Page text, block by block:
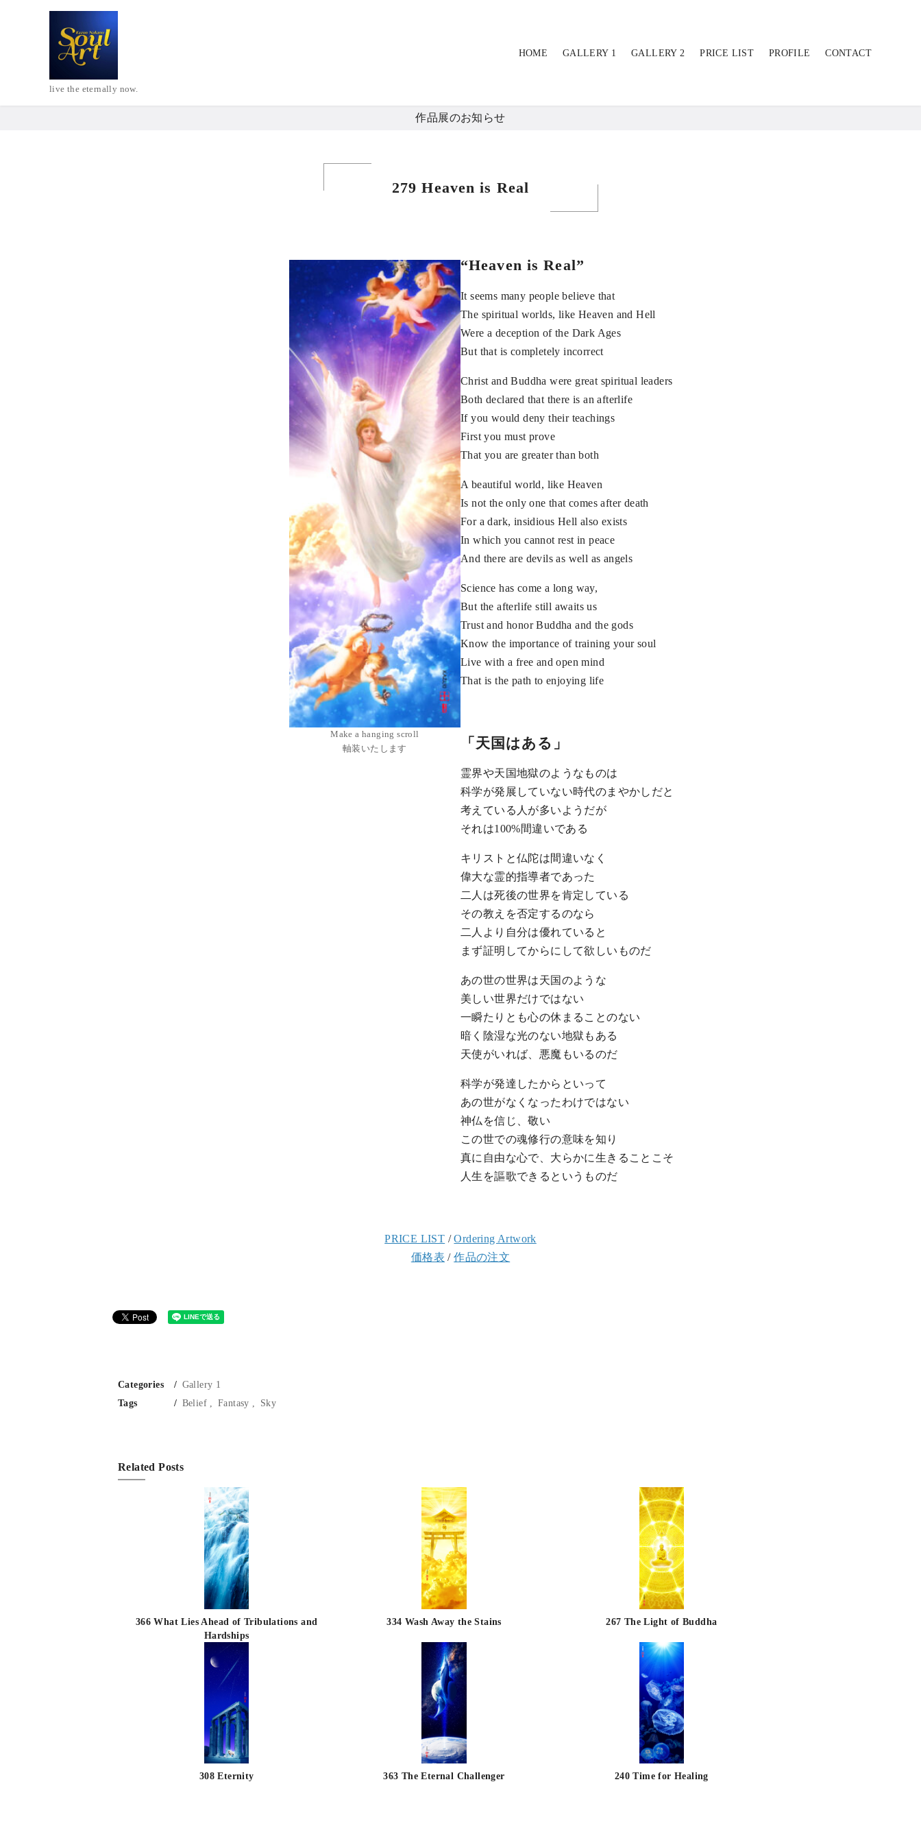
live the eternally now.
HOME GALLERY 1 GALLERY 2 PRICE LIST PROFILE CONTACT
作品展のお知らせ
279 Heaven is Real
Make a hanging scroll
軸装いたします
“Heaven is Real”
It seems many people believe that
The spiritual worlds, like Heaven and Hell
Were a deception of the Dark Ages
But that is completely incorrect
Christ and Buddha were great spiritual leaders
Both declared that there is an afterlife
If you would deny their teachings
First you must prove
That you are greater than both
A beautiful world, like Heaven
Is not the only one that comes after death
For a dark, insidious Hell also exists
In which you cannot rest in peace
And there are devils as well as angels
Science has come a long way,
But the afterlife still awaits us
Trust and honor Buddha and the gods
Know the importance of training your soul
Live with a free and open mind
That is the path to enjoying life
「天国はある」
霊界や天国地獄のようなものは
科学が発展していない時代のまやかしだと
考えている人が多いようだが
それは100%間違いである
キリストと仏陀は間違いなく
偉大な霊的指導者であった
二人は死後の世界を肯定している
その教えを否定するのなら
二人より自分は優れていると
まず証明してからにして欲しいものだ
あの世の世界は天国のような
美しい世界だけではない
一瞬たりとも心の休まることのない
暗く陰湿な光のない地獄もある
天使がいれば、悪魔もいるのだ
科学が発達したからといって
あの世がなくなったわけではない
神仏を信じ、敬い
この世での魂修行の意味を知り
真に自由な心で、大らかに生きることこそ
人生を謳歌できるというものだ
PRICE LIST /Ordering Artwork
価格表 /作品の注文
Categories
Gallery 1
Tags
Belief Fantasy Sky
Related Posts
366 What Lies Ahead of Tribulations and
Hardships
334 Wash Away the Stains 267 The Light of Buddha
308 Eternity 363 The Eternal Challenger 240 Time for Healing